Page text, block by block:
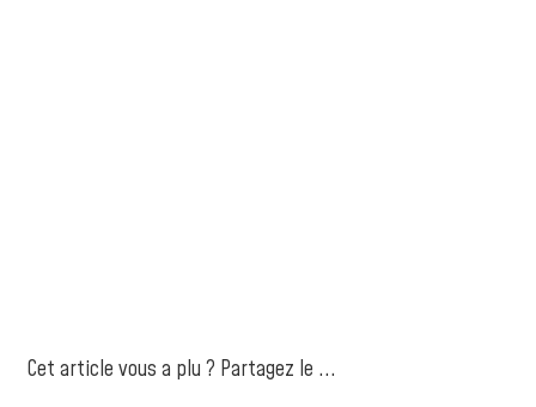
Cet article vous a plu ? Partagez le ...